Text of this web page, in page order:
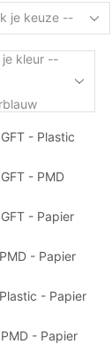
- Plastic
- PMD
- Papier
- Papier
- Papier
- Papier